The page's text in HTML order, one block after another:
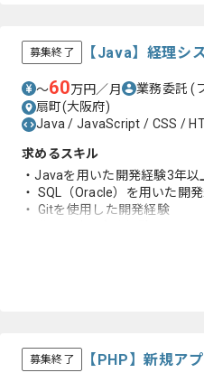
募集終了 【Java】経理シ
〜60万円／月 業務委託(
扇町(大阪府)
Java / JavaScript / CSS /
求めるスキル
・Javaを用いた開発経験3年以
・ SQL（Oracle）を用いた開
・ Gitを使用した開発経験
募集終了 【PHP】新規ア